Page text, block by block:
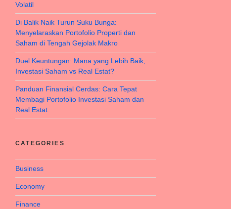
Volatil
Di Balik Naik Turun Suku Bunga:
Menyelaraskan Portofolio Properti dan
Saham di Tengah Gejolak Makro
Duel Keuntungan: Mana yang Lebih Baik,
Investasi Saham vs Real Estat?
Panduan Finansial Cerdas: Cara Tepat
Membagi Portofolio Investasi Saham dan
Real Estat
CATEGORIES
Business
Economy
Finance